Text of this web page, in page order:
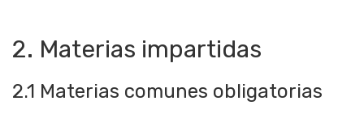
Es una materia del bloque de asignaturas específicas para primer
y Segundo Ciclo de la Educación Secundaria Obligatoria.
La Educación plástica y visual tiene como finalidad desarrollar en